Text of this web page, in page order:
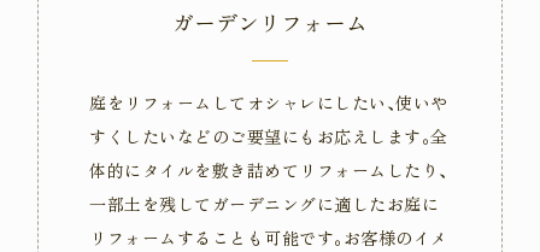
ガーデンリフォーム
庭をリフォームしてオシャレにしたい､使いや
すくしたいなどのご要望にもお応えします｡全
体的にタイルを敷き詰めてリフォームしたり､
一部土を残してガーデニングに適したお庭に
リフォームすることも可能です｡お客様のイメ